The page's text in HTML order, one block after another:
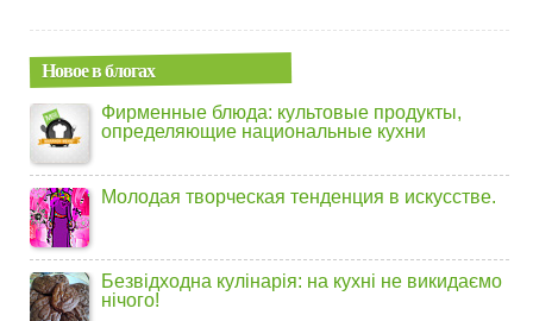
Новое в блогах
Фирменные блюда: культовые продукты,
определяющие национальные кухни
Молодая творческая тенденция в искусстве.
Безвідходна кулінарія: на кухні не викидаємо
нічого!